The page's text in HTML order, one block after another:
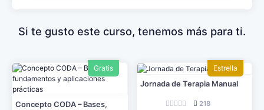
Si te gusto este curso, tenemos más para ti.
Gratis
Concepto CODA – Bases,
Estrella
Jornada de Terapia Manual
218